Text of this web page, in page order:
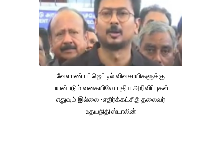
வேளாண் பட்ஜெட்டில் விவசாயிகளுக்கு
பயன்படும் வகையிலோ புதிய அறிவிப்புகள்
எதுவும் இல்லை -எதிர்க்கட்சித் தலைவர்
உதயநிதி ஸ்டாலின்